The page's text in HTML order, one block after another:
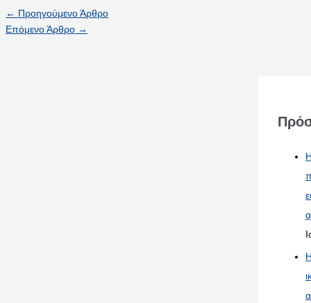
← Προηγούμενο Άρθρο
Επόμενο Άρθρο →